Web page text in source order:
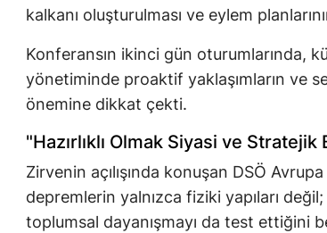
kalkanı oluşturulması ve eylem
Konferansın ikinci gün oturumlarında,
yönetiminde proaktif yaklaşımların ve
önemine dikkat çekti.
"Hazırlıklı Olmak Siyasi ve
Zirvenin açılışında konuşan DSÖ
depremlerin yalnızca fiziki yapıları
toplumsal dayanışmayı da test ettiğini